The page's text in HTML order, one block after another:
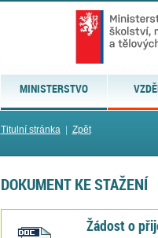
MINISTERSTVO
Titulní stránka| Zpět
DOKUMENT KE STAŽENÍ
Žádost o